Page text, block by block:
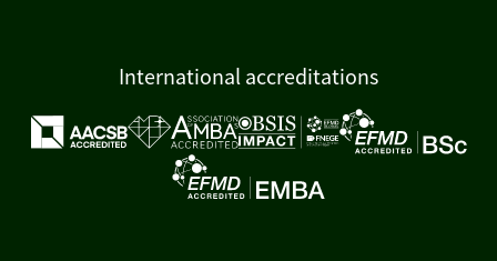
International accreditations